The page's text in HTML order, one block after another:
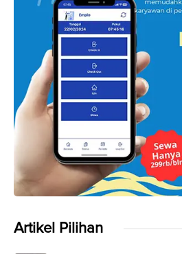
Artikel Pilihan